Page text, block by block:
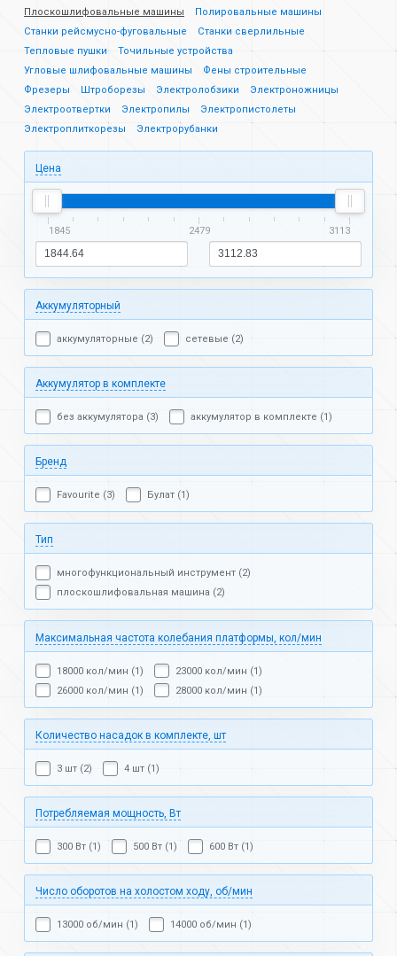
Плоскошлифовальные машины
Полировальные машины
Станки рейсмусно-фуговальные
Станки сверлильные
Тепловые пушки
Точильные устройства
Угловые шлифовальные машины
Фены строительные
Фрезеры
Штроборезы Электролобзики
Электроножницы
Электроотвертки
Электропилы
Электропистолеты
Электроплиткорезы
Электрорубанки
Цена
1845 2479 3113
Аккумуляторный
аккумуляторные (2) сетевые (2)
Аккумулятор в комплекте
без аккумулятора (3) аккумулятор в комплекте (1)
Бренд
Favourite (3) Булат (1)
Тип
многофункциональный инструмент (2)
плоскошлифовальная машина (2)
Максимальная частота колебания платформы, кол/мин
18000 кол/мин (1)
23000 кол/мин (1)
26000 кол/мин (1)
28000 кол/мин (1)
Количество насадок в комплекте, шт
3 шт (2) 4 шт (1)
Потребляемая мощность, Вт
300 Вт (1) 500 Вт (1) 600 Вт (1)
Число оборотов на холостом ходу, об/мин
13000 об/мин (1) 14000 об/мин (1)